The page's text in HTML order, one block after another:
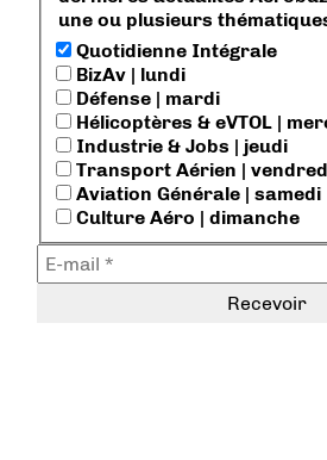
une ou plusieurs
Quotidienne Intégrale
BizAv | lundi
Défense | mardi
Hélicoptères & eVTOL |
Industrie & Jobs | jeudi
Transport Aérien |
Aviation Générale | samedi
Culture Aéro | dimanche